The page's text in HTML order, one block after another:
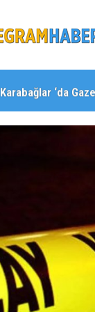
Karabağlar ‘da